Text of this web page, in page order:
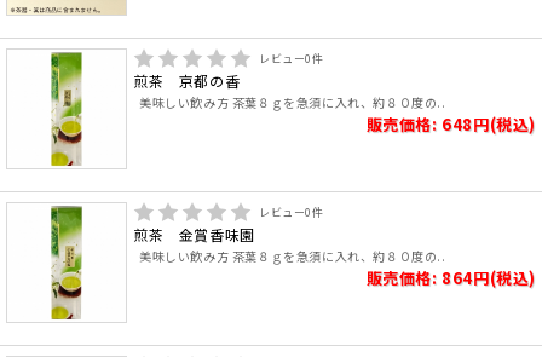
レビュー0件
煎茶 京都の香
美味しい飲み方 茶葉８ｇを急須に入れ、約８０度の..
販売価格: 648円(税込)
レビュー0件
煎茶 金賞香味園
美味しい飲み方 茶葉８ｇを急須に入れ、約８０度の..
販売価格: 864円(税込)